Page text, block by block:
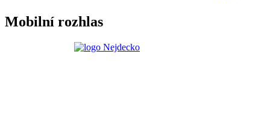
Mobilní rozhlas